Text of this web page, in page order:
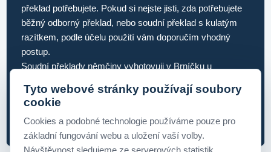
překlad potřebujete. Pokud si nejste jisti, zda potřebujete
běžný odborný překlad, nebo soudní překlad s kulatým
razítkem, podle účelu použití vám doporučím vhodný
postup.
Soudní překlady němčiny vyhotovuji v Brníčku u
i dalších míst České republiky.
hrochova@preklady-hrochova.cz
Tyto webové stránky používají soubory
cookie
Cookies a podobné technologie používáme pouze pro
základní fungování webu a uložení vaší volby.
Návštěvnost sledujeme ze serverových statistik